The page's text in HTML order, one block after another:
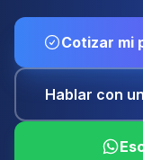
Cotizar mi
Hablar con